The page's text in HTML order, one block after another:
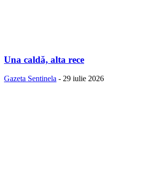
Una caldă, alta rece
Gazeta Sentinela - 29 iulie 2026